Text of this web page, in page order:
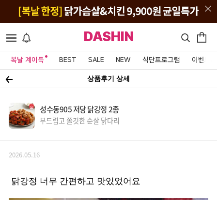
DASHIN
복날 계이득 BEST SALE NEW 식단프로그램 이벤트&
상품후기 상세
성수동905 저당 닭강정 2종
부드럽고 쫄깃한 순살 닭다리
2026.05.16
닭강정 너무 간편하고 맛있었어요